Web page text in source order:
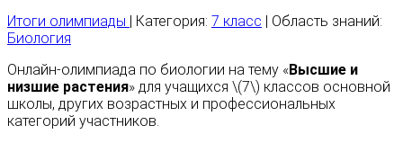
Итоги олимпиады
| Категория: 7 класс | Область знаний:
Биология
Онлайн-олимпиада по биологии на тему «Высшие и
низшие растения» для учащихся \(7\) классов основной
школы, других возрастных и профессиональных
категорий участников.